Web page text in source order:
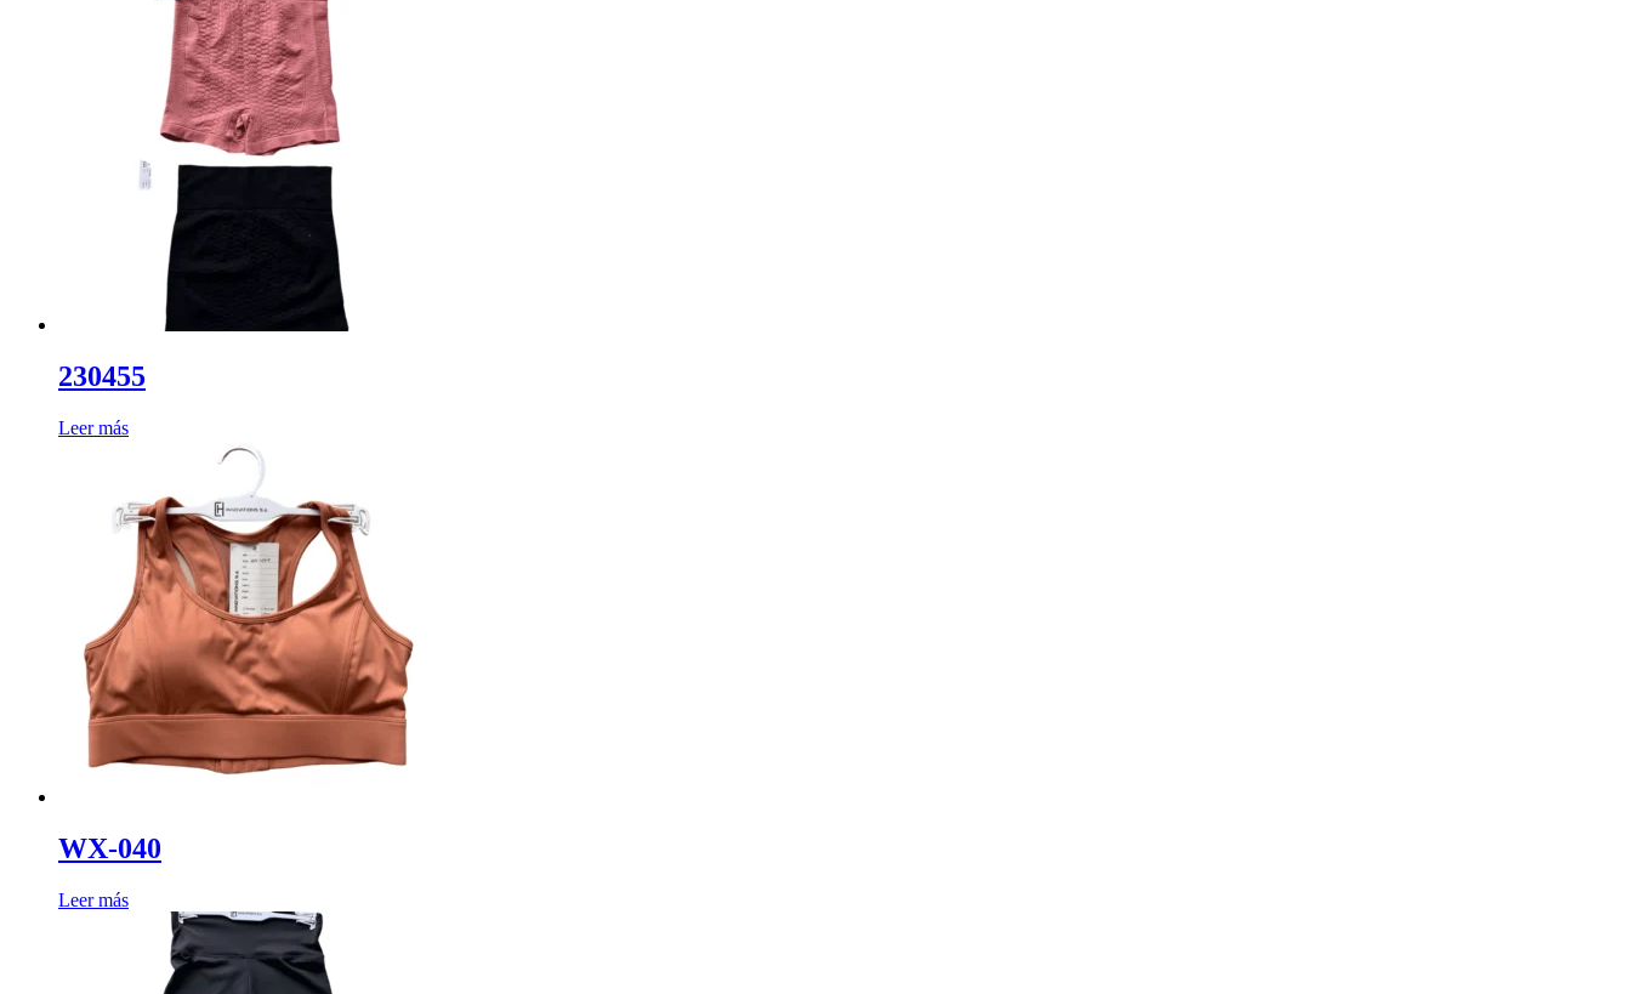
230455
Leer más
WX-040
Leer más